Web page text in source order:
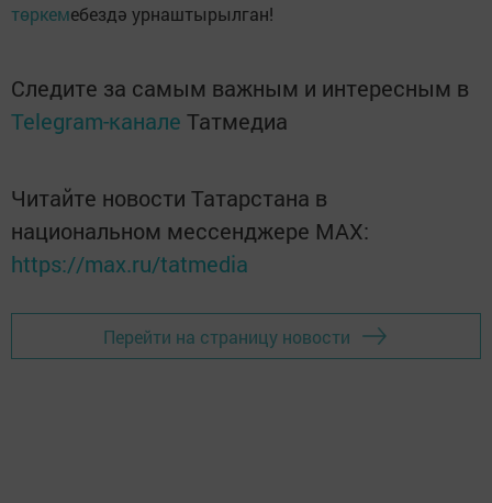
төркемебездә урнаштырылган!
Следите за самым важным и интересным в
Telegram-канале Татмедиа
Читайте новости Татарстана в
национальном мессенджере MАХ:
https://max.ru/tatmedia
Перейти на страницу новости